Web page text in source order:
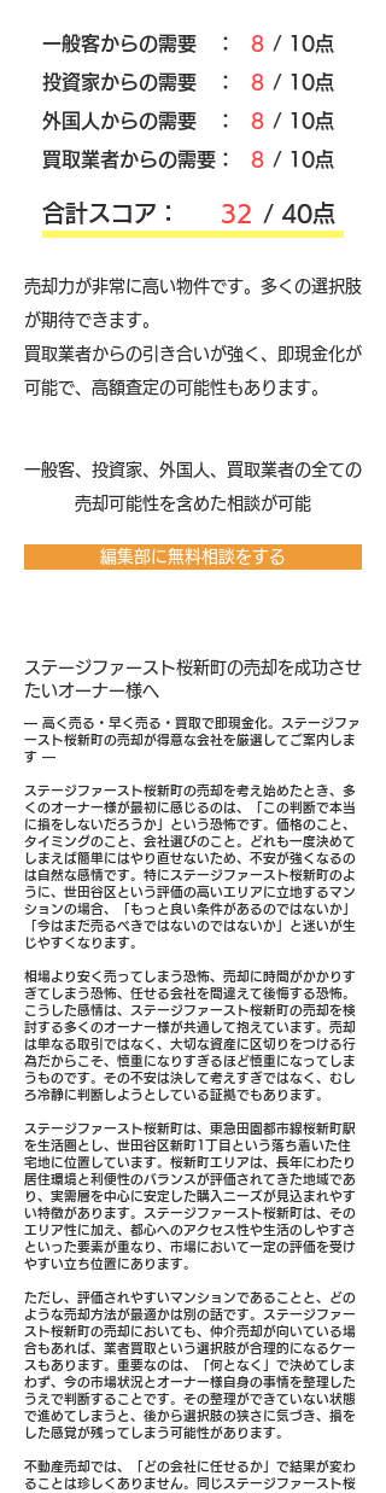
​一般客からの需要 ： 8 / 10点
​投資家からの需要 ：
8 / 10点
外国人からの需要 ：
8 / 10点
買取業者からの需要：
8 / 10点
​合計スコア： 32 / 40点
売却力が非常に高い物件です。多くの選択肢
が期待できます。
買取業者からの引き合いが強く、即現金化が
可能で、高額査定の可能性もあります。
​一般客、投資家、外国人、買取業者の全ての
売却可能性を含めた相談が可能
編集部に無料相談をする
ステージファースト桜新町の売却を成功させ
たいオーナー様へ
― 高く売る・早く売る・買取で即現金化。ステージファ
ースト桜新町の売却が得意な会社を厳選してご案内しま
す ―
ステージファースト桜新町の売却を考え始めたとき、多
くのオーナー様が最初に感じるのは、「この判断で本当
に損をしないだろうか」という恐怖です。価格のこと、
タイミングのこと、会社選びのこと。どれも一度決めて
しまえば簡単にはやり直せないため、不安が強くなるの
は自然な感情です。特にステージファースト桜新町のよ
うに、世田谷区という評価の高いエリアに立地するマン
ションの場合、「もっと良い条件があるのではないか」
「今はまだ売るべきではないのではないか」と迷いが生
じやすくなります。
相場より安く売ってしまう恐怖、売却に時間がかかりす
ぎてしまう恐怖、任せる会社を間違えて後悔する恐怖。
こうした感情は、ステージファースト桜新町の売却を検
討する多くのオーナー様が共通して抱えています。売却
は単なる取引ではなく、大切な資産に区切りをつける行
為だからこそ、慎重になりすぎるほど慎重になってしま
うものです。その不安は決して考えすぎではなく、むし
ろ冷静に判断しようとしている証拠でもあります。
ステージファースト桜新町は、東急田園都市線桜新町駅
を生活圏とし、世田谷区新町1丁目という落ち着いた住
宅地に位置しています。桜新町エリアは、長年にわたり
居住環境と利便性のバランスが評価されてきた地域であ
り、実需層を中心に安定した購入ニーズが見込まれやす
い特徴があります。ステージファースト桜新町は、その
エリア性に加え、都心へのアクセス性や生活のしやすさ
といった要素が重なり、市場において一定の評価を受け
やすい立ち位置にあります。
ただし、評価されやすいマンションであることと、どの
ような売却方法が最適かは別の話です。ステージファー
スト桜新町の売却においても、仲介売却が向いている場
合もあれば、業者買取という選択肢が合理的になるケー
スもあります。重要なのは、「何となく」で決めてしま
わず、今の市場状況とオーナー様自身の事情を整理した
うえで判断することです。その整理ができていない状態
で進めてしまうと、後から選択肢の狭さに気づき、損を
した感覚が残ってしまう可能性があります。
不動産売却では、「どの会社に任せるか」で結果が変わ
ることは珍しくありません。同じステージファースト桜